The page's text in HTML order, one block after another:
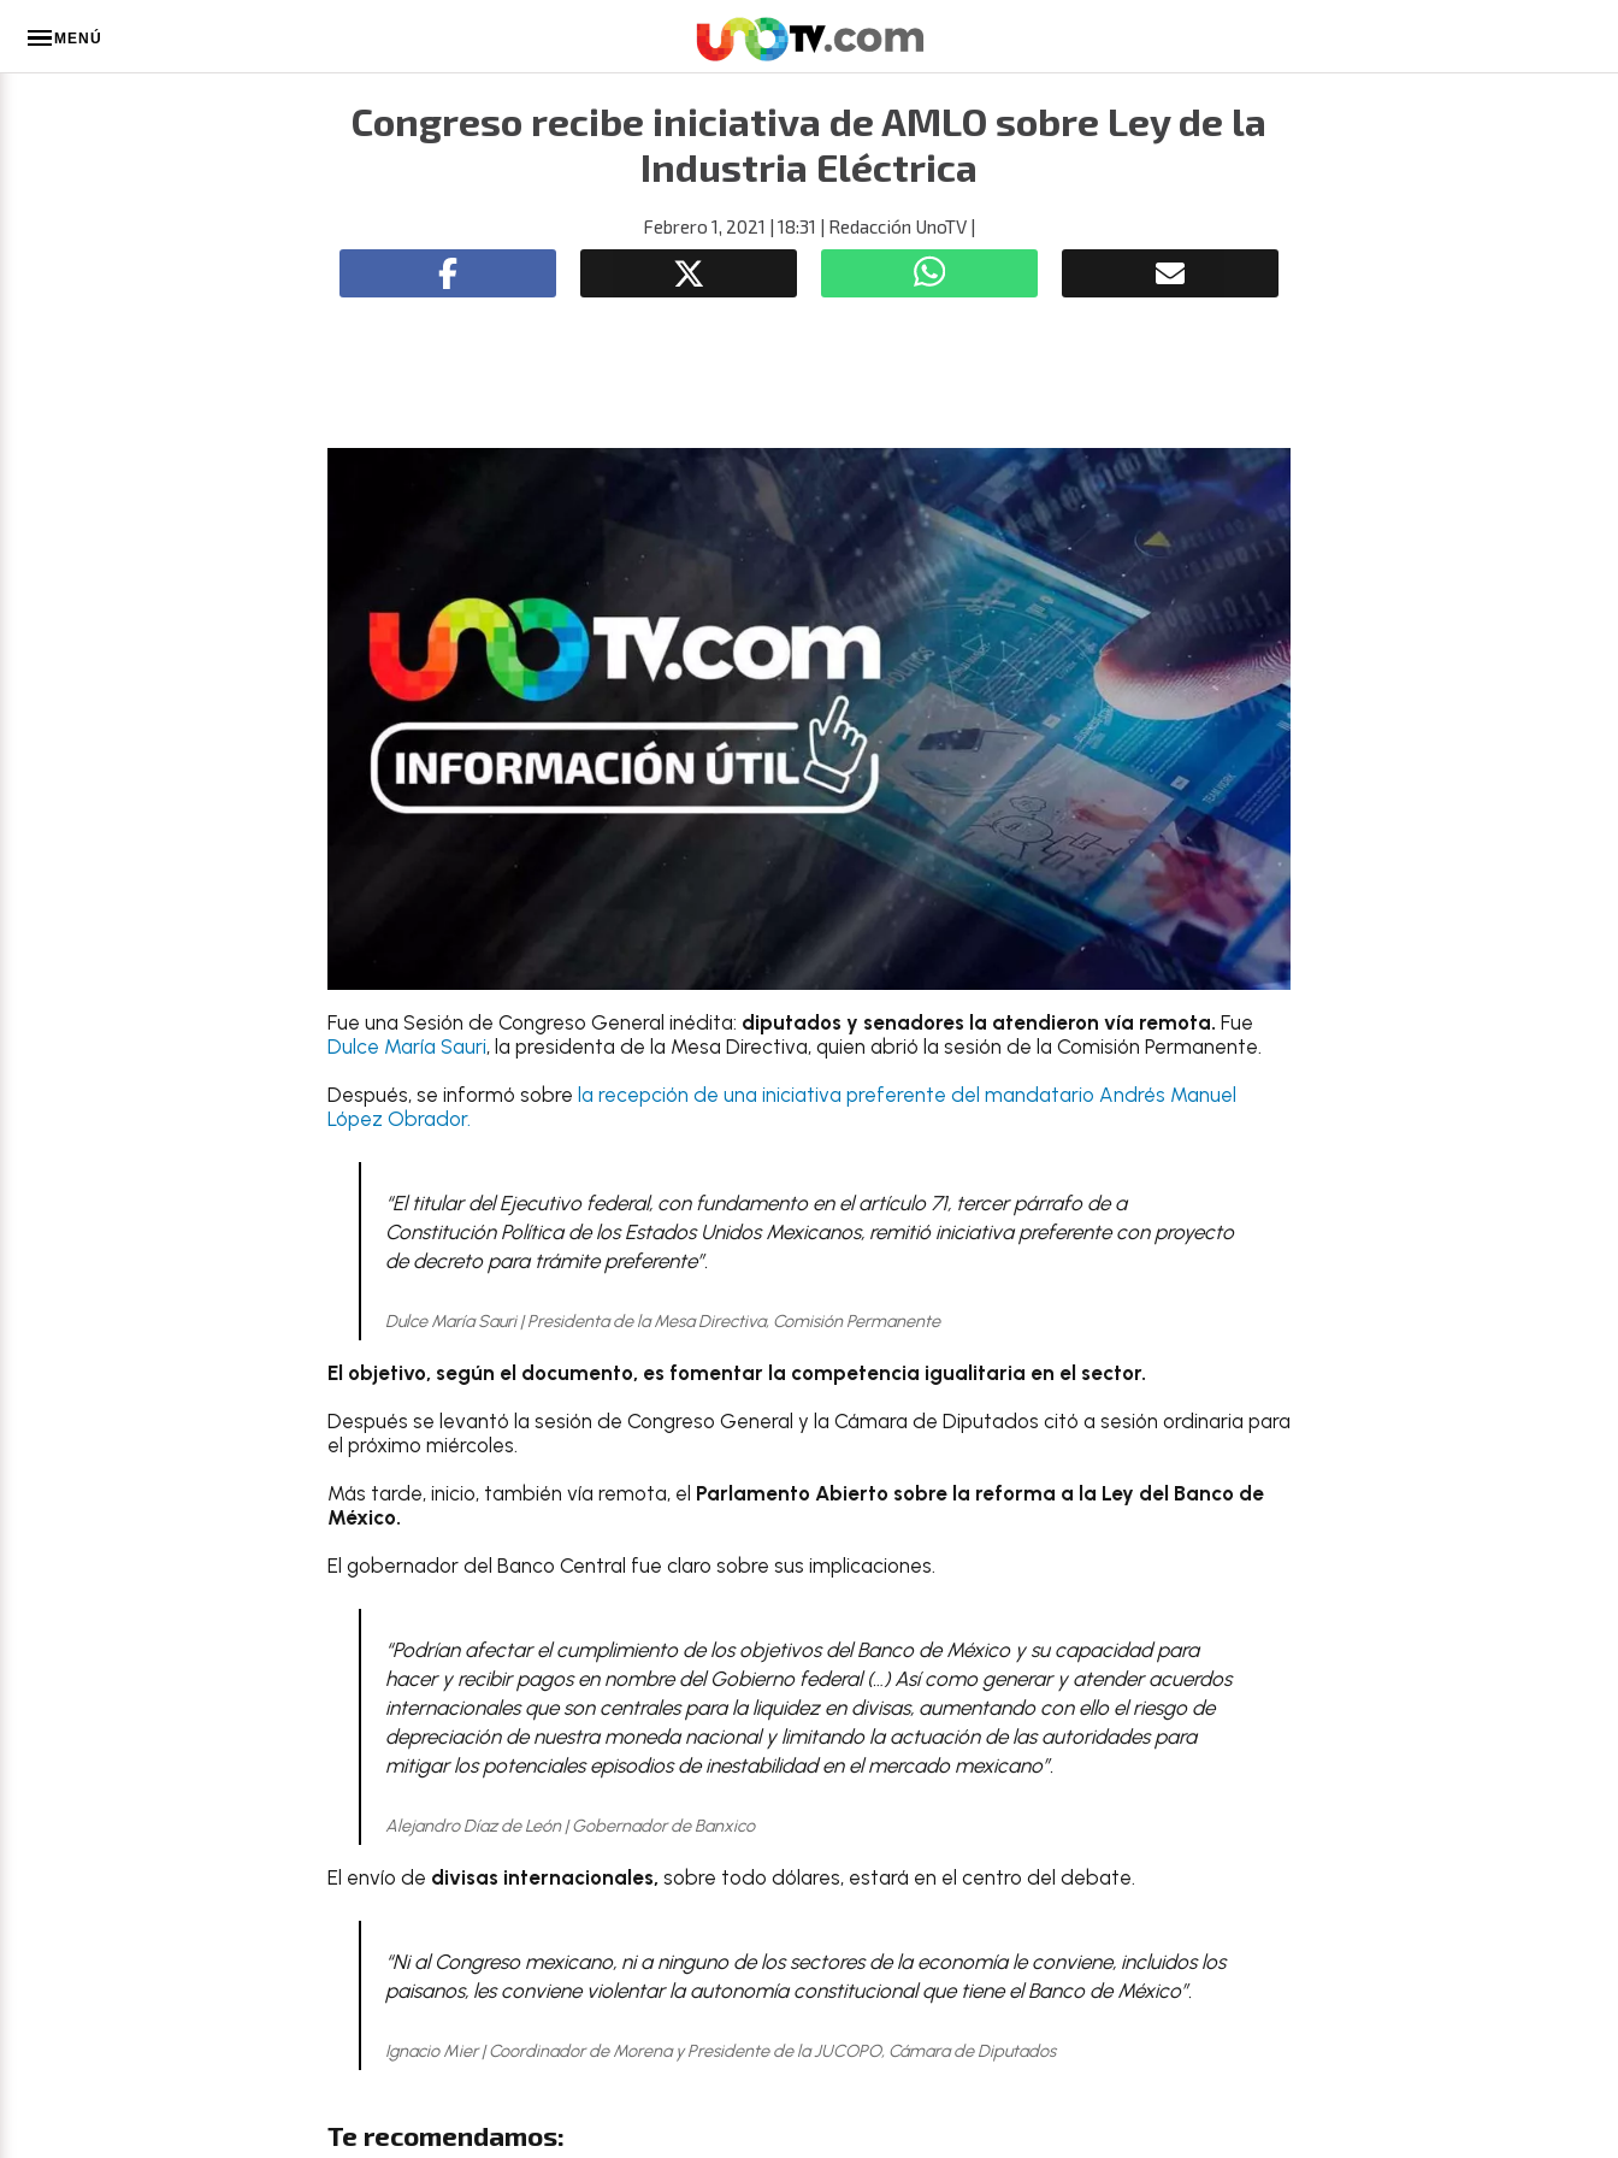
MENÚ
Congreso recibe iniciativa de AMLO sobre Ley de la
Industria Eléctrica
Febrero 1, 2021 | 18:31 | Redacción UnoTV |
Fue una Sesión de Congreso General inédita: diputados y senadores la atendieron vía remota. Fue
Dulce María Sauri, la presidenta de la Mesa Directiva, quien abrió la sesión de la Comisión Permanente.
Después, se informó sobre la recepción de una iniciativa preferente del mandatario Andrés Manuel
López Obrador.
“El titular del Ejecutivo federal, con fundamento en el artículo 71, tercer párrafo de a
Constitución Política de los Estados Unidos Mexicanos, remitió iniciativa preferente con proyecto
de decreto para trámite preferente”.
Dulce María Sauri | Presidenta de la Mesa Directiva, Comisión Permanente
El objetivo, según el documento, es fomentar la competencia igualitaria en el sector.
Después se levantó la sesión de Congreso General y la Cámara de Diputados citó a sesión ordinaria para
el próximo miércoles.
Más tarde, inicio, también vía remota, el Parlamento Abierto sobre la reforma a la Ley del Banco de
México.
El gobernador del Banco Central fue claro sobre sus implicaciones.
“Podrían afectar el cumplimiento de los objetivos del Banco de México y su capacidad para
hacer y recibir pagos en nombre del Gobierno federal (…) Así como generar y atender acuerdos
internacionales que son centrales para la liquidez en divisas, aumentando con ello el riesgo de
depreciación de nuestra moneda nacional y limitando la actuación de las autoridades para
mitigar los potenciales episodios de inestabilidad en el mercado mexicano”.
Alejandro Díaz de León | Gobernador de Banxico
El envío de divisas internacionales, sobre todo dólares, estará en el centro del debate.
“Ni al Congreso mexicano, ni a ninguno de los sectores de la economía le conviene, incluidos los
paisanos, les conviene violentar la autonomía constitucional que tiene el Banco de México”.
Ignacio Mier | Coordinador de Morena y Presidente de la JUCOPO, Cámara de Diputados
Te recomendamos: